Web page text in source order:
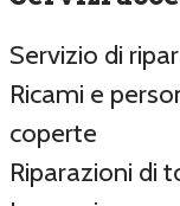
Servizio di
Ricami e
coperte
Riparazioni di